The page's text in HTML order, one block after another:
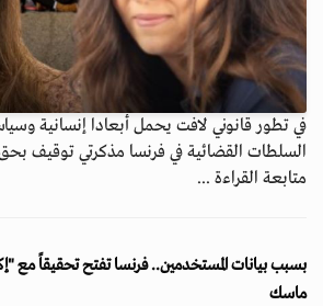
في تطور قانوني لافت يحمل أبعادا إنسانية
السلطات القضائية في فرنسا مذكرتي توقيف
متابعة القراءة ...
بسبب بيانات المستخدمين.. فرنسا تفتح تحقيقاً
ماسك